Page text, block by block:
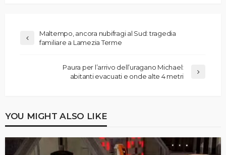
Maltempo, ancora nubifragi al Sud: tragedia
familiare a Lamezia Terme
Paura per l’arrivo dell’uragano Michael:
abitanti evacuati e onde alte 4 metri
YOU MIGHT ALSO LIKE